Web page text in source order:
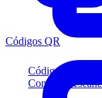
Códigos QR
Convierta
Códigos QR